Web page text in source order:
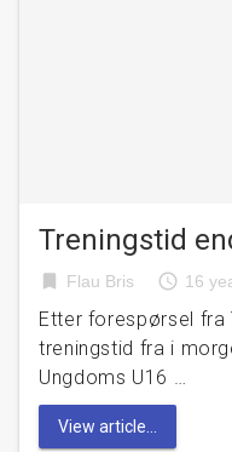
Treningstid
bookmark Flau Bris access_time 16
Etter forespørsel fra
treningstid fra i
Ungdoms U16 …
View article...